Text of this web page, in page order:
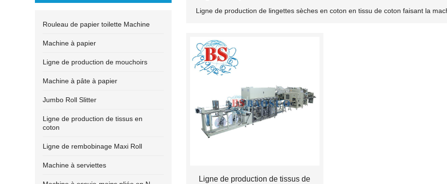
Ligne de production de lingettes sèches en coton en tissu de coton faisant la
Ligne de production de tissus de
Rouleau de papier toilette Machine
Machine à papier
Ligne de production de mouchoirs
Machine à pâte à papier
Jumbo Roll Slitter
Ligne de production de tissus en
coton
Ligne de rembobinage Maxi Roll
Machine à serviettes